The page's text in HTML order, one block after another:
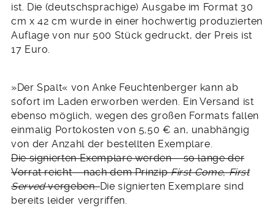
ist. Die (deutschsprachige) Ausgabe im Format 30
cm x 42 cm wurde in einer hochwertig produzierten
Auflage von nur 500 Stück gedruckt, der Preis ist
17 Euro.
»Der Spalt« von Anke Feuchtenberger kann ab
sofort im Laden erworben werden. Ein Versand ist
ebenso möglich, wegen des großen Formats fallen
einmalig Portokosten von 5,50 € an, unabhängig
von der Anzahl der bestellten Exemplare.
Die signierten Exemplare werden – so lange der
Vorrat reicht – nach dem PrinzipFirst Come, First
Servedvergeben.Die signierten Exemplare sind
bereits leider vergriffen.